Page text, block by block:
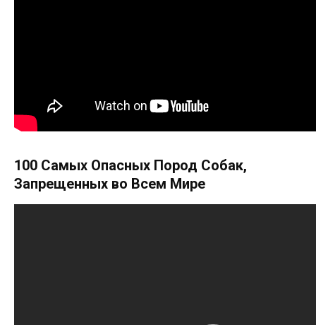
100 Самых Опасных Пород Собак,
Запрещенных во Всем Мире